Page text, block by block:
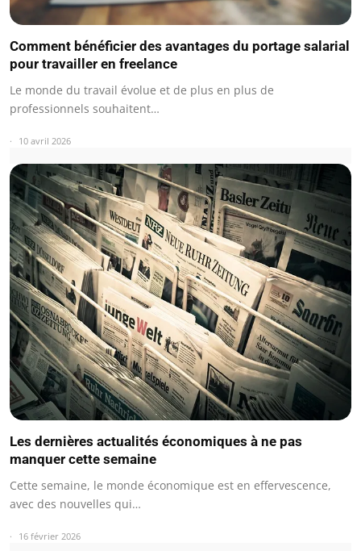
Comment bénéficier des avantages du portage salarial
pour travailler en freelance
Le monde du travail évolue et de plus en plus de
professionnels souhaitent…
10 avril 2026
Les dernières actualités économiques à ne pas
manquer cette semaine
Cette semaine, le monde économique est en effervescence,
avec des nouvelles qui…
16 février 2026